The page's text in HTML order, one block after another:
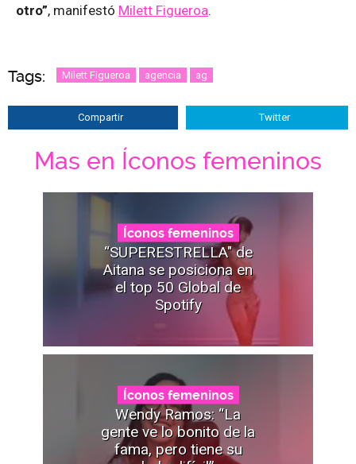
otro”, manifestó Milett Figueroa.
Tags: Milett Figueroa agencia ag
Compartir Twitter
Mas en Íconos femeninos
Íconos femeninos
“SUPERESTRELLA" de
Aitana se posiciona en
el top 50 Global de
Spotify
Íconos femeninos
Wendy Ramos: “La
gente ve lo bonito de la
fama, pero tiene su